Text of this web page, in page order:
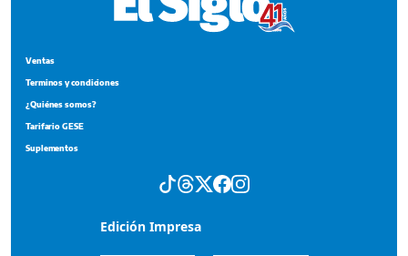
Ventas
Terminos y condiciones
¿Quiénes somos?
Tarifario GESE
Suplementos
Edición Impresa